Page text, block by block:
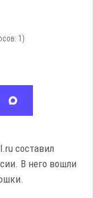
1 )
составил
В него вошли